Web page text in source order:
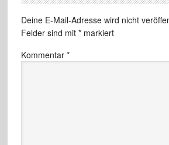
Deine E-Mail-Adresse wird nicht
Felder sind mit *markiert
Kommentar *